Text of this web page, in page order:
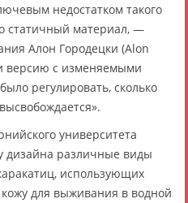
недостатком такого
статичный материал, —
Алон Городецки (Alon
версию с изменяемыми
регулировать, сколько
университета
дизайна различные виды
использующих
для выживания в водной